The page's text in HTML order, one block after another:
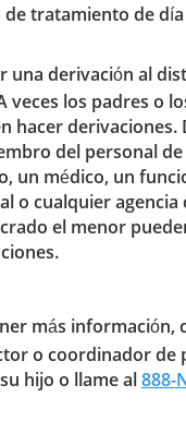
de tratamiento de día
una derivación al
veces los padres o
hacer derivaciones.
del personal de
un médico, un
o cualquier agencia
el menor
más información,
o coordinador de
hijo o llame al888-